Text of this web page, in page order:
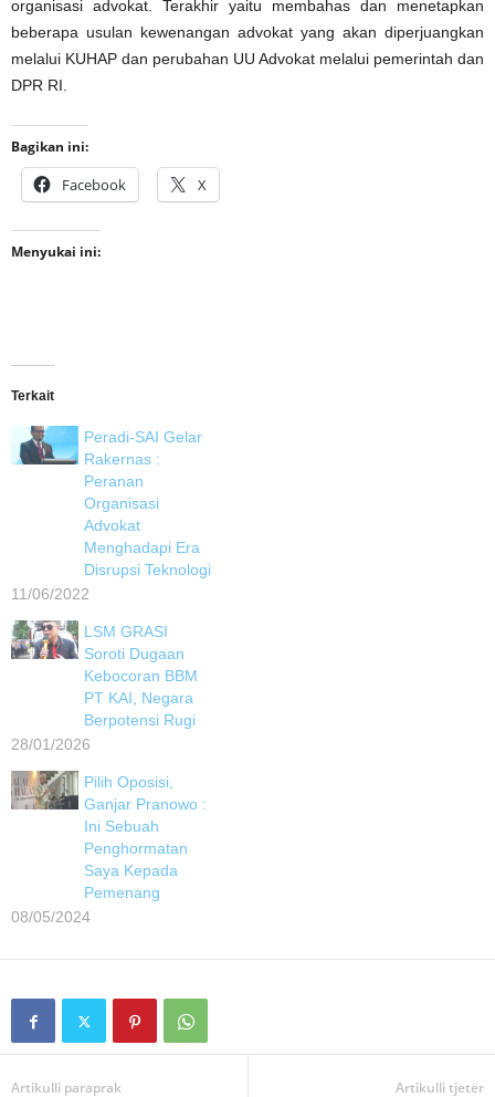
organisasi advokat. Terakhir yaitu membahas dan menetapkan
beberapa usulan kewenangan advokat yang akan diperjuangkan
melalui KUHAP dan perubahan UU Advokat melalui pemerintah dan
DPR RI.
Bagikan ini:
Facebook X
Menyukai ini:
Terkait
Peradi-SAI Gelar
Rakernas :
Peranan
Organisasi
Advokat
Menghadapi Era
Disrupsi Teknologi
11/06/2022
LSM GRASI
Soroti Dugaan
Kebocoran BBM
PT KAI, Negara
Berpotensi Rugi
28/01/2026
Pilih Oposisi,
Ganjar Pranowo :
Ini Sebuah
Penghormatan
Saya Kepada
Pemenang
08/05/2024
Artikulli paraprak Artikulli tjetër